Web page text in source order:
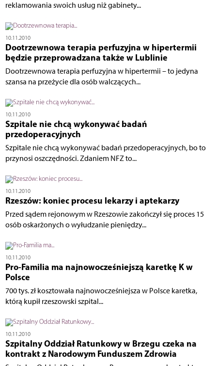
reklamowania swoich usług niż gabinety...
10.11.2010
Dootrzewnowa terapia perfuzyjna w hipertermii
będzie przeprowadzana także w Lublinie
Dootrzewnowa terapia perfuzyjna w hipertermii – to jedyna
szansa na przeżycie dla osób walczących...
10.11.2010
Szpitale nie chcą wykonywać badań
przedoperacyjnych
Szpitale nie chcą wykonywać badań przedoperacyjnych, bo to
przynosi oszczędności. Zdaniem NFZ to...
10.11.2010
Rzeszów: koniec procesu lekarzy i aptekarzy
Przed sądem rejonowym w Rzeszowie zakończył się proces 15
osób oskarżonych o wyłudzanie pieniędzy...
10.11.2010
Pro-Familia ma najnowocześniejszą karetkę K w
Polsce
700 tys. zł kosztowała najnowocześniejsza w Polsce karetka,
którą kupił rzeszowski szpital...
10.11.2010
Szpitalny Oddział Ratunkowy w Brzegu czeka na
kontrakt z Narodowym Funduszem Zdrowia